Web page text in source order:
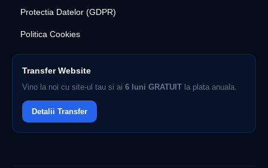
Protectia Datelor (GDPR)
Politica Cookies
Transfer Website
Vino la noi cu site-ul tau si ai 6 luni GRATUIT la plata anuala.
Detalii Transfer